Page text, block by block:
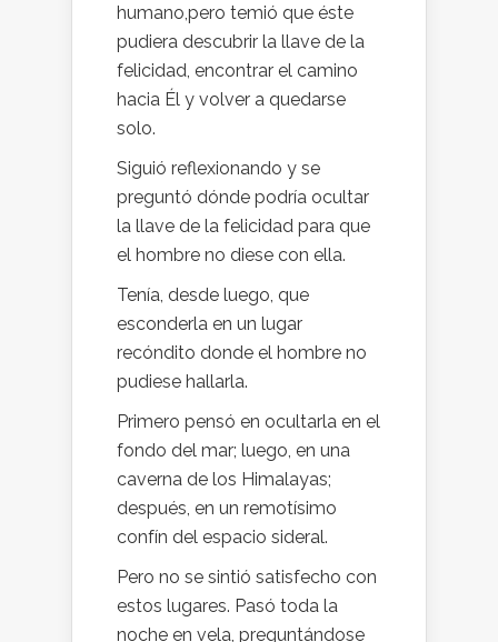
humano,pero temió que éste
pudiera descubrir la llave de la
felicidad, encontrar el camino
hacia Él y volver a quedarse
solo.
Siguió reflexionando y se
preguntó dónde podría ocultar
la llave de la felicidad para que
el hombre no diese con ella.
Tenía, desde luego, que
esconderla en un lugar
recóndito donde el hombre no
pudiese hallarla.
Primero pensó en ocultarla en el
fondo del mar; luego, en una
caverna de los Himalayas;
después, en un remotísimo
confín del espacio sideral.
Pero no se sintió satisfecho con
estos lugares. Pasó toda la
noche en vela, preguntándose